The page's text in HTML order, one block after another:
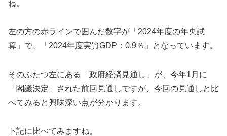
ね。
左の方の赤ラインで囲んだ数字が「2024年度の年央試
算」で、「2024年度実質GDP：0.9％」となっています。
そのふたつ左にある「政府経済見通し」が、今年1月に
「閣議決定」された前回見通しですが、今回の見通しと比
べてみると興味深い点が分かります。
下記に比べてみますね。